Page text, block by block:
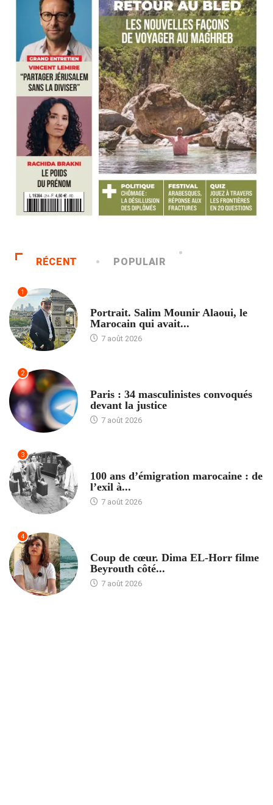
RÉCENT POPULAIR
1
Portrait. Salim Mounir Alaoui, le
Marocain qui avait...
7 août 2026
2
Paris : 34 masculinistes convoqués
devant la justice
7 août 2026
3
100 ans d’émigration marocaine : de
l’exil à...
7 août 2026
4
Coup de cœur. Dima EL-Horr filme
Beyrouth côté...
7 août 2026